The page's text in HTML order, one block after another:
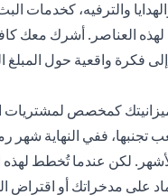
والهدايا والترفيه،
لهذه العناصر. أشرك معك
فكرة واقعية حول المبلغ
إلى ميزانيتك كمخصص لمشتريات
تجنبها، ففي النهاية شهر
لكن عندما تُخطط لهذه
على مدخراتك أو اقتراض